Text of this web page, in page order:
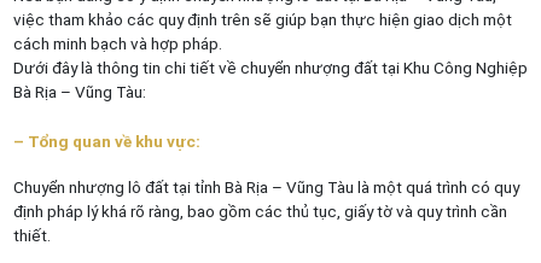
việc tham khảo các quy định trên sẽ giúp bạn thực hiện giao dịch một
cách minh bạch và hợp pháp.
Dưới đây là thông tin chi tiết về chuyển nhượng đất tại Khu Công Nghiệp
Bà Rịa – Vũng Tàu:
– Tổng quan về khu vực:
Chuyển nhượng lô đất tại tỉnh Bà Rịa – Vũng Tàu là một quá trình có quy
định pháp lý khá rõ ràng, bao gồm các thủ tục, giấy tờ và quy trình cần
thiết.